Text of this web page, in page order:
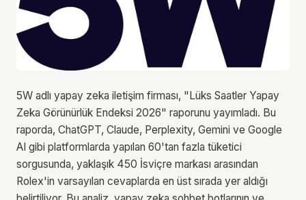
5W adlı yapay zeka iletişim firması, "Lüks Saatler Yapay
Zeka Görünürlük Endeksi 2026" raporunu yayımladı. Bu
raporda, ChatGPT, Claude, Perplexity, Gemini ve Google
AI gibi platformlarda yapılan 60'tan fazla tüketici
sorgusunda, yaklaşık 450 İsviçre markası arasından
Rolex'in varsayılan cevaplarda en üst sırada yer aldığı